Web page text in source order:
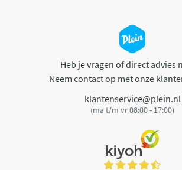
Heb je vragen of direct advies
Neem contact op met onze
klantenservice@plein.nl
(ma t/m vr 08:00 - 17:00)